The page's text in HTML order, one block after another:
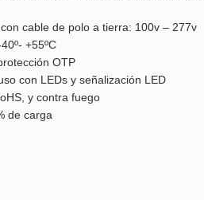
cable de polo a tierra: 100v – 277v
+55ºC
OTP
con LEDs y señalización LED
y contra fuego
de carga